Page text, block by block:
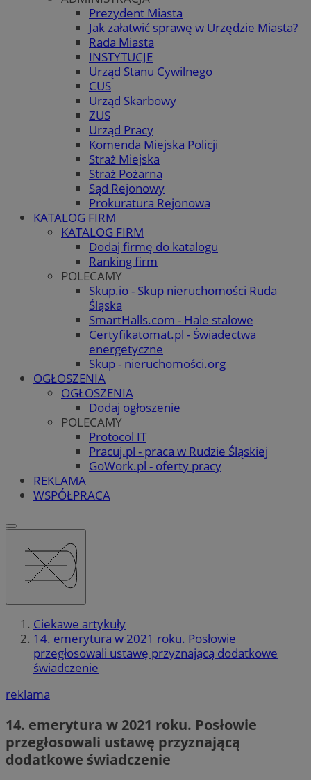
Prezydent Miasta
Jak załatwić sprawę w Urzędzie Miasta?
Rada Miasta
INSTYTUCJE
Urząd Stanu Cywilnego
CUS
Urząd Skarbowy
ZUS
Urząd Pracy
Komenda Miejska Policji
Straż Miejska
Straż Pożarna
Sąd Rejonowy
Prokuratura Rejonowa
KATALOG FIRM
KATALOG FIRM
Dodaj firmę do katalogu
Ranking firm
POLECAMY
Skup.io - Skup nieruchomości Ruda
Śląska
SmartHalls.com - Hale stalowe
Certyfikatomat.pl - Świadectwa
energetyczne
Skup - nieruchomości.org
OGŁOSZENIA
OGŁOSZENIA
Dodaj ogłoszenie
POLECAMY
Protocol IT
Pracuj.pl - praca w Rudzie Śląskiej
GoWork.pl - oferty pracy
REKLAMA
WSPÓŁPRACA
Ciekawe artykuły
14. emerytura w 2021 roku. Posłowie
przegłosowali ustawę przyznającą dodatkowe
świadczenie
reklama
14. emerytura w 2021 roku. Posłowie
przegłosowali ustawę przyznającą
dodatkowe świadczenie